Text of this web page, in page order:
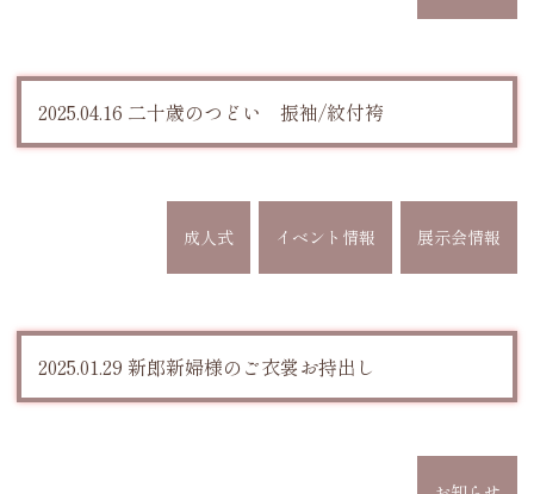
2025.04.16 二十歳のつどい 振袖/紋付袴
成人式 イベント情報 展示会情報
2025.01.29 新郎新婦様のご衣裳お持出し